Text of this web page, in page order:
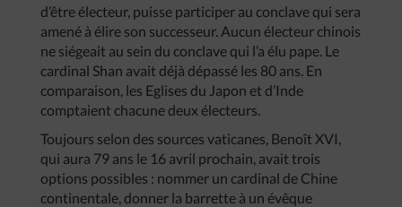
d’être électeur, puisse participer au conclave qui sera
amené à élire son successeur. Aucun électeur chinois
ne siégeait au sein du conclave qui l’a élu pape. Le
cardinal Shan avait déjà dépassé les 80 ans. En
comparaison, les Eglises du Japon et d’Inde
comptaient chacune deux électeurs.
Toujours selon des sources vaticanes, Benoît XVI,
qui aura 79 ans le 16 avril prochain, avait trois
options possibles : nommer un cardinal de Chine
continentale, donner la barrette à un évêque